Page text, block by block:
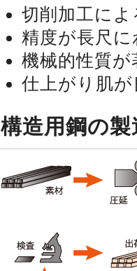
切削加工に
精度が長尺
機械的性質
仕上がり肌
構造用鋼の製